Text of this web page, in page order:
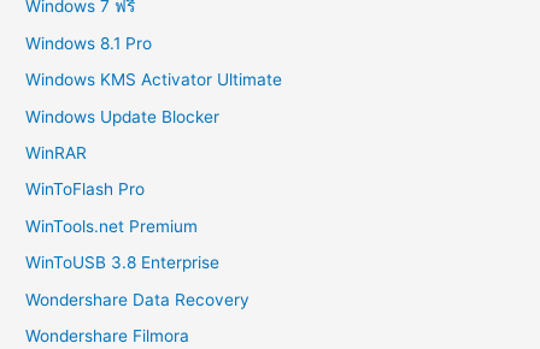
Windows 7 ฟรี
Windows 8.1 Pro
Windows KMS Activator Ultimate
Windows Update Blocker
WinRAR
WinToFlash Pro
WinTools.net Premium
WinToUSB 3.8 Enterprise
Wondershare Data Recovery
Wondershare Filmora